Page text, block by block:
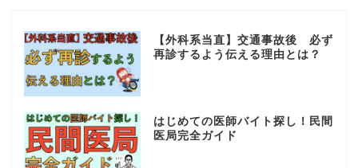
【外科系当直】交通事故後 必ず
再診するよう伝える理由とは？
はじめての医師バイト探し！民間
医局完全ガイド